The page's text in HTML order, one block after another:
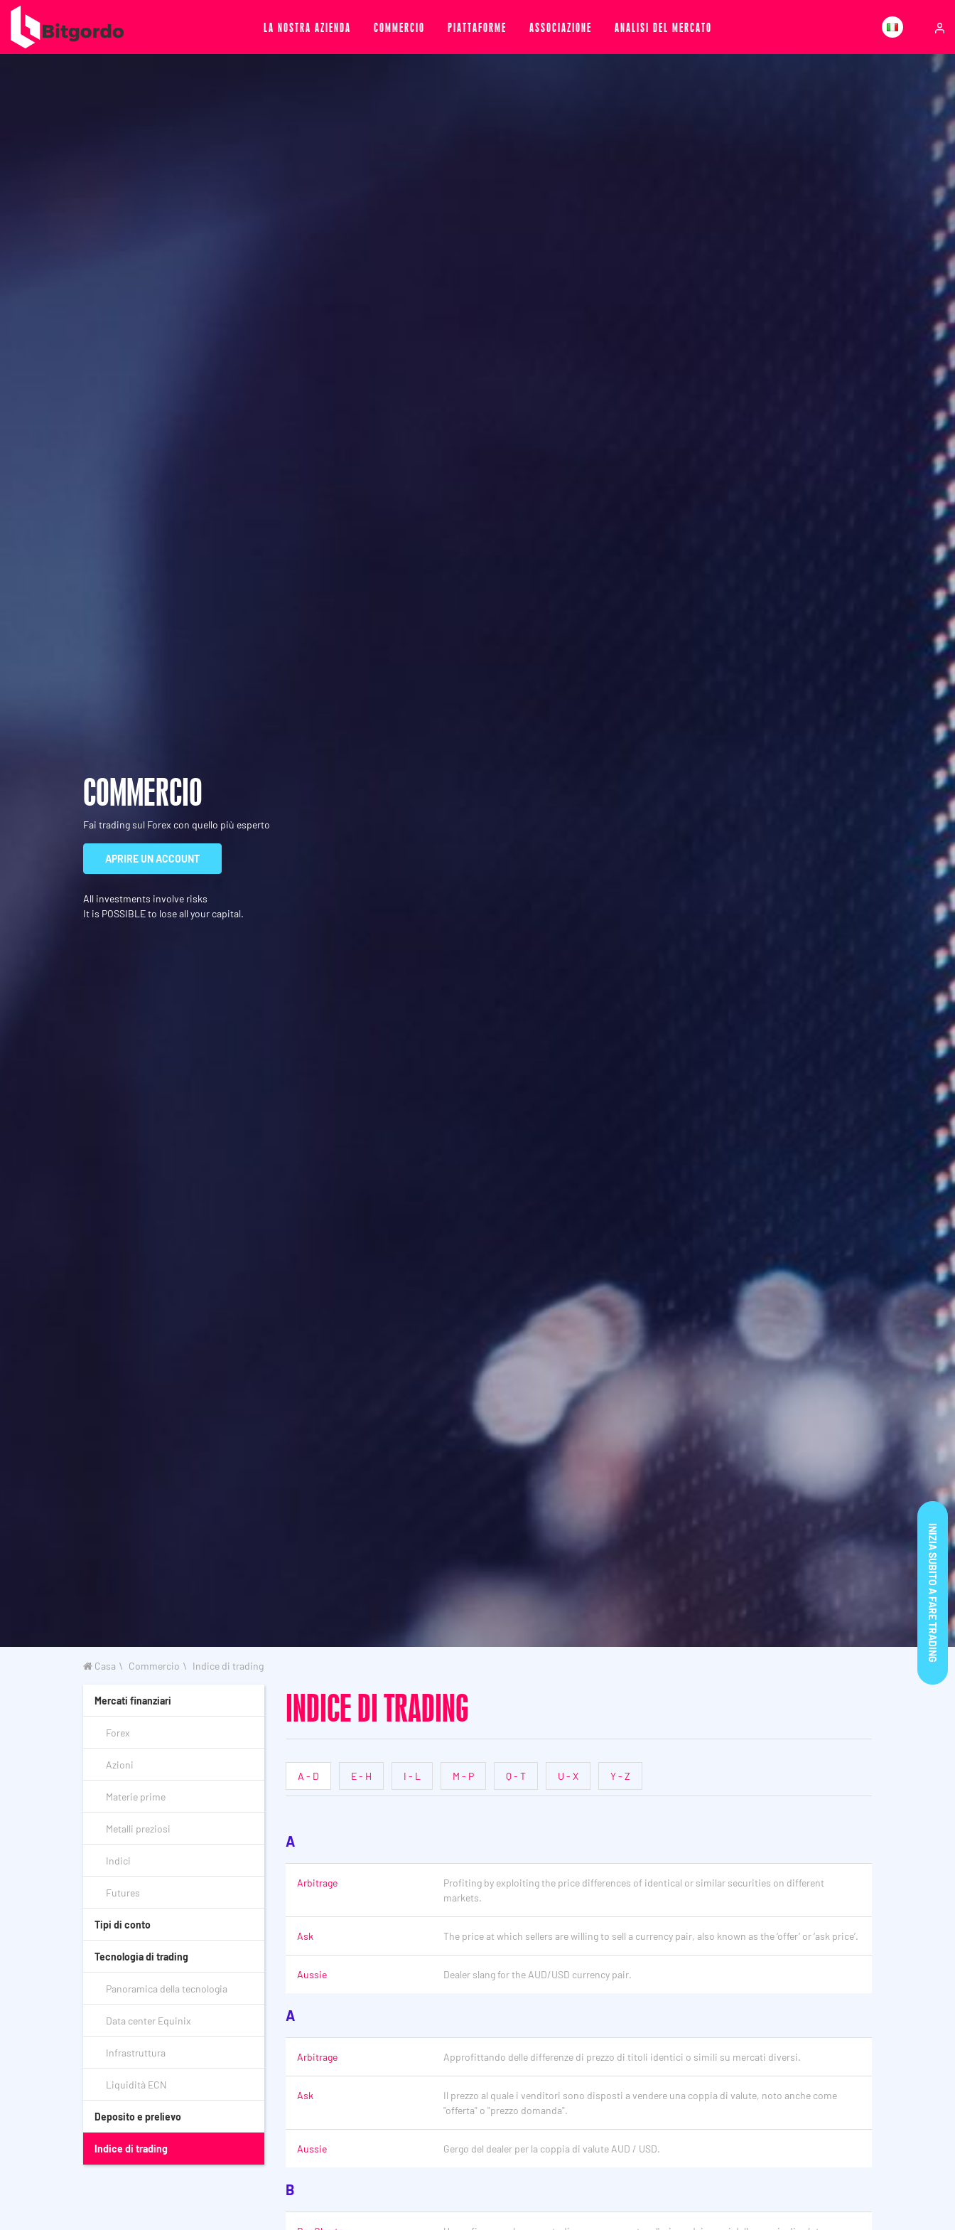
LA NOSTRA AZIENDA COMMERCIO PIATTAFORME ASSOCIAZIONE ANALISI DEL MERCATO
COMMERCIO
Fai trading sul Forex con quello più esperto
APRIRE UN ACCOUNT
All investments involve risks
It is POSSIBLE to lose all your capital.
Casa Commercio Indice di trading
Mercati finanziari
Forex
Azioni
Materie prime
Metalli preziosi
Indici
Futures
Tipi di conto
Tecnologia di trading
Panoramica della tecnologia
Data center Equinix
Infrastruttura
Liquidità ECN
Deposito e prelievo
Indice di trading
INDICE DI TRADING
A - D E - H I - L M - P Q - T U - X Y - Z
A
Arbitrage
Profiting by exploiting the price differences of identical or similar securities on different
markets.
Ask The price at which sellers are willing to sell a currency pair, also known as the ‘offer’ or ‘ask price’.
Aussie Dealer slang for the AUD/USD currency pair.
A
Arbitrage Approfittando delle differenze di prezzo di titoli identici o simili su mercati diversi.
Ask
Il prezzo al quale i venditori sono disposti a vendere una coppia di valute, noto anche come
"offerta" o "prezzo domanda".
Aussie Gergo del dealer per la coppia di valute AUD / USD.
B
INIZIA SUBITO A FARE TRADING